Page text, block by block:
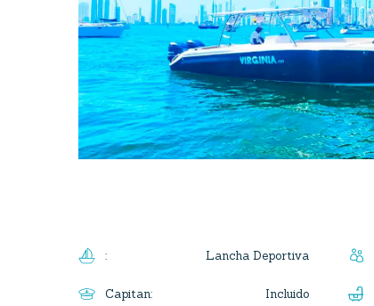
: Lancha Deportiva
Capitan: Incluido